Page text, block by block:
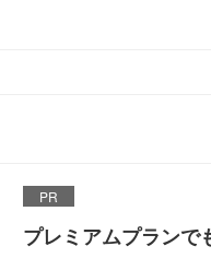
PR
プレミアムプランで